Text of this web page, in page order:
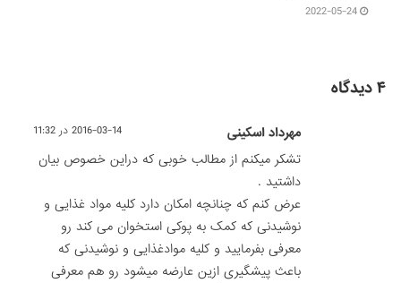
2022-05-24
۴ دیدگاه
مهرداد اسکینی 2016-03-14 در 11:32
تشکر میکنم از مطالب خوبی که دراین خصوص بیان
داشتید .
عرض کنم که چنانچه امکان دارد کلیه مواد غذایی و
نوشیدنی که کمک به پوکی استخوان می کند رو
معرفی بفرمایید و کلیه موادغذایی و نوشیدنی که
باعث پیشگیری ازین عارضه میشود رو هم معرفی